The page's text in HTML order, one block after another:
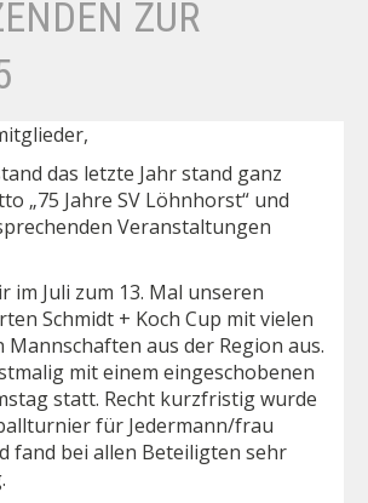
ZUR
das letzte Jahr stand ganz
„75 Jahre SV Löhnhorst“ und
Veranstaltungen
im Juli zum 13. Mal unseren
Schmidt + Koch Cup mit vielen
aus der Region aus.
mit einem eingeschobenen
statt. Recht kurzfristig wurde
für Jedermann/frau
fand bei allen Beteiligten sehr